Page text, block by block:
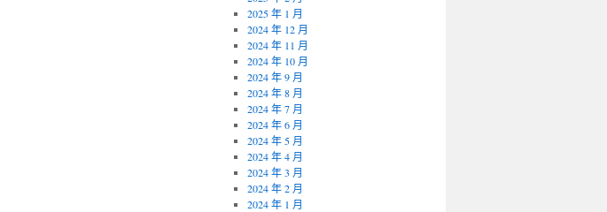
2025 年 1 月
2024 年 12 月
2024 年 11 月
2024 年 10 月
2024 年 9 月
2024 年 8 月
2024 年 7 月
2024 年 6 月
2024 年 5 月
2024 年 4 月
2024 年 3 月
2024 年 2 月
2024 年 1 月